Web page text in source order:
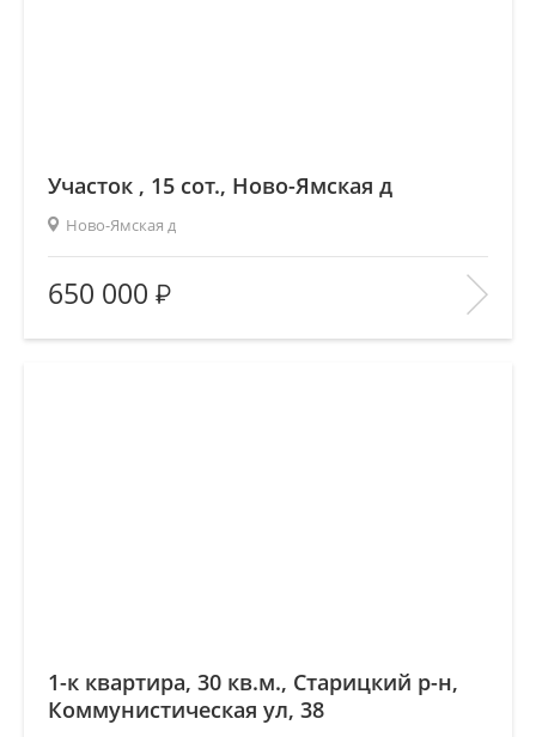
Участок , 15 сот., Ново-Ямская д
Ново-Ямская д
Площадь(общ. /жил. /кухня), м2:
—/—/—
Количество комнат:
—
Этаж:
—/—
650 000
1-к квартира, 30 кв.м., Старицкий р-н,
Коммунистическая ул, 38